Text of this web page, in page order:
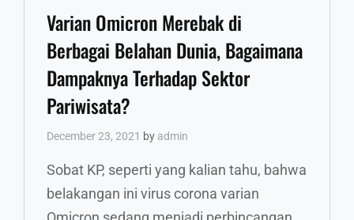
Links
Varian Omicron Merebak di
Berbagai Belahan Dunia, Bagaimana
Dampaknya Terhadap Sektor
Pariwisata?
December 23, 2021 by admin
Sobat KP, seperti yang kalian tahu, bahwa
belakangan ini virus corona varian